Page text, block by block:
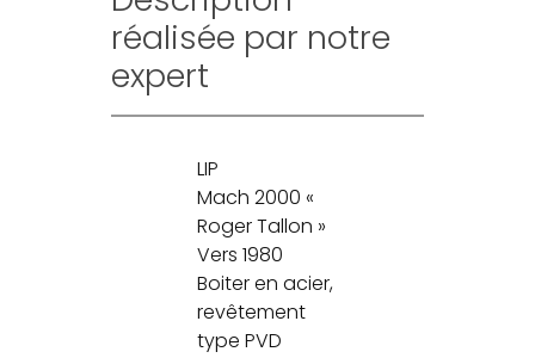
réalisée par notre
expert
LIP
Mach 2000 «
Roger Tallon »
Vers 1980
Boiter en acier,
revêtement
type PVD